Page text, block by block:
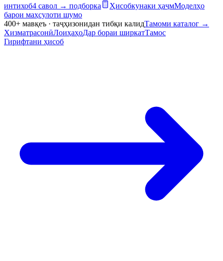
интихоб4 савол → подборка Ҳисобкунаки ҳаҷмМоделҳо
барои маҳсулоти шумо
400+ мавқеъ · таҷҳизонидан тибқи калидТамоми каталог →
ХизматрасонӣЛоиҳаҳоДар бораи ширкатТамос
Гирифтани ҳисоб